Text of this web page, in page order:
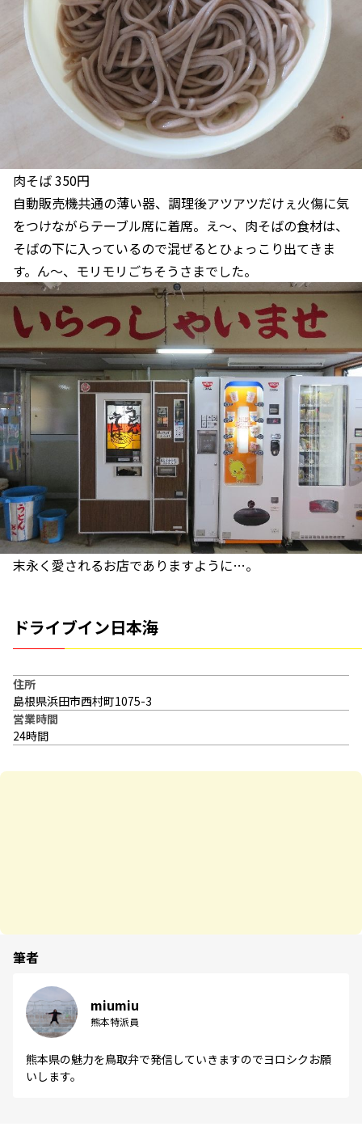
肉そば 350円
自動販売機共通の薄い器、調理後アツアツだけぇ火傷に気
をつけながらテーブル席に着席。え～、肉そばの食材は、
そばの下に入っているので混ぜるとひょっこり出てきま
す。ん～、モリモリごちそうさまでした。
末永く愛されるお店でありますように…。
ドライブイン日本海
住所
島根県浜田市西村町1075-3
営業時間
24時間
筆者
miumiu
熊本特派員
熊本県の魅力を鳥取弁で発信していきますのでヨロシクお願
いします。